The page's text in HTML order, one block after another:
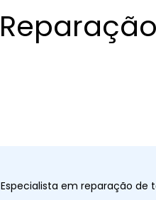
Especialista em reparação de